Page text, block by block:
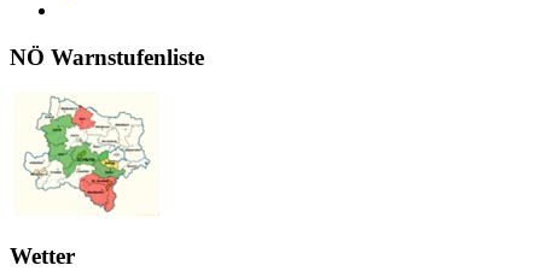
NÖ Warnstufenliste
Wetter